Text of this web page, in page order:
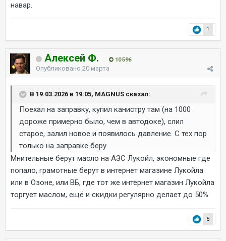
навар.
1
Алексей Ф. 10 596
Опубликовано 20 марта
В 19.03.2026 в 19:05, MAGNUS сказал:
Поехал на заправку, купил канистру там (на 1000
дороже примерно было, чем в автодоке), слил
старое, залил новое и появилось давление. С тех пор
только на заправке беру.
Мнительные берут масло на АЗС Лукойл, экономные где
попало, грамотные берут в интернет магазине Лукойла
или в Озоне, или ВБ, где тот же интернет магазин Лукойла
торгует маслом, ещё и скидки регулярно делает до 50%.
5